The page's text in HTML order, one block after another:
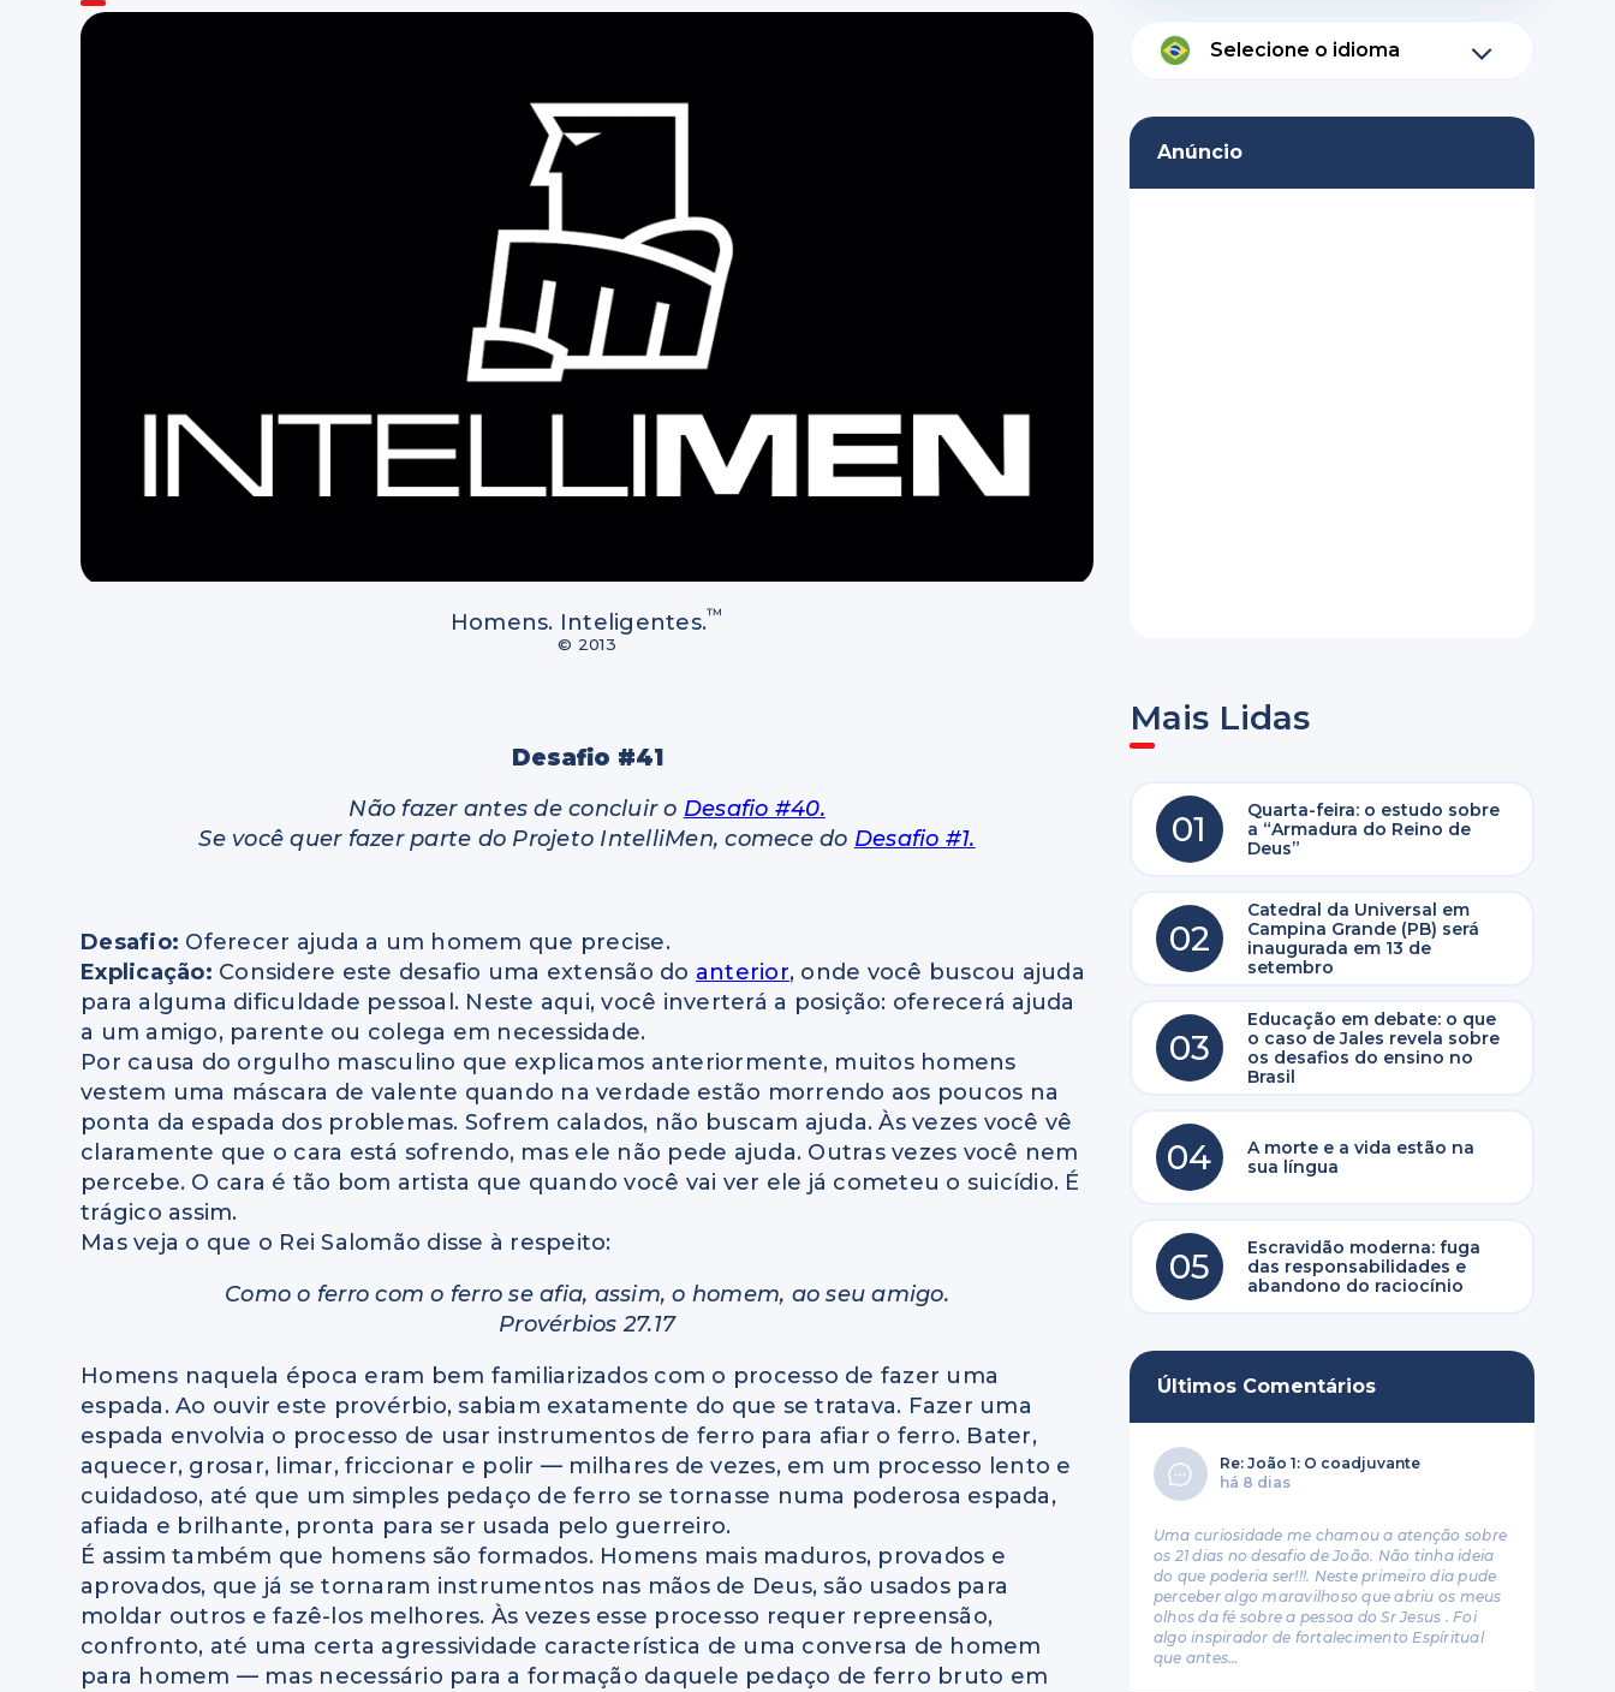
Homens. Inteligentes.™
© 2013
Desafio #41
Não fazer antes de concluir o Desafio #40.
Se você quer fazer parte do Projeto IntelliMen, comece do Desafio #1.
Desafio: Oferecer ajuda a um homem que precise.
Explicação: Considere este desafio uma extensão do anterior, onde você buscou ajuda
para alguma dificuldade pessoal. Neste aqui, você inverterá a posição: oferecerá ajuda
a um amigo, parente ou colega em necessidade.
Por causa do orgulho masculino que explicamos anteriormente, muitos homens
vestem uma máscara de valente quando na verdade estão morrendo aos poucos na
ponta da espada dos problemas. Sofrem calados, não buscam ajuda. Às vezes você vê
claramente que o cara está sofrendo, mas ele não pede ajuda. Outras vezes você nem
percebe. O cara é tão bom artista que quando você vai ver ele já cometeu o suicídio. É
trágico assim.
Mas veja o que o Rei Salomão disse à respeito:
Como o ferro com o ferro se afia, assim, o homem, ao seu amigo.
Provérbios 27.17
Homens naquela época eram bem familiarizados com o processo de fazer uma
espada. Ao ouvir este provérbio, sabiam exatamente do que se tratava. Fazer uma
espada envolvia o processo de usar instrumentos de ferro para afiar o ferro. Bater,
aquecer, grosar, limar, friccionar e polir — milhares de vezes, em um processo lento e
cuidadoso, até que um simples pedaço de ferro se tornasse numa poderosa espada,
afiada e brilhante, pronta para ser usada pelo guerreiro.
É assim também que homens são formados. Homens mais maduros, provados e
aprovados, que já se tornaram instrumentos nas mãos de Deus, são usados para
moldar outros e fazê-los melhores. Às vezes esse processo requer repreensão,
confronto, até uma certa agressividade característica de uma conversa de homem
para homem — mas necessário para a formação daquele pedaço de ferro bruto em
Selecione o idioma
Anúncio
Mais Lidas
01
Quarta-feira: o estudo sobre
a “Armadura do Reino de
Deus”
02
Catedral da Universal em
Campina Grande (PB) será
inaugurada em 13 de
setembro
03
Educação em debate: o que
o caso de Jales revela sobre
os desafios do ensino no
Brasil
04
A morte e a vida estão na
sua língua
05
Escravidão moderna: fuga
das responsabilidades e
abandono do raciocínio
Últimos Comentários
Re: João 1: O coadjuvante
há 8 dias
Uma curiosidade me chamou a atenção sobre
os 21 dias no desafio de João. Não tinha ideia
do que poderia ser!!!. Neste primeiro dia pude
perceber algo maravilhoso que abriu os meus
olhos da fé sobre a pessoa do Sr Jesus . Foi
algo inspirador de fortalecimento Espíritual
que antes…